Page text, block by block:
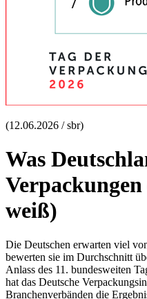
(12.06.2026 / sbr)
Was
weiß)
Die Deutschen erwarten viel
bewerten sie im Durchschnitt
Anlass des 11. bundesweiten
hat das Deutsche
Branchenverbänden die